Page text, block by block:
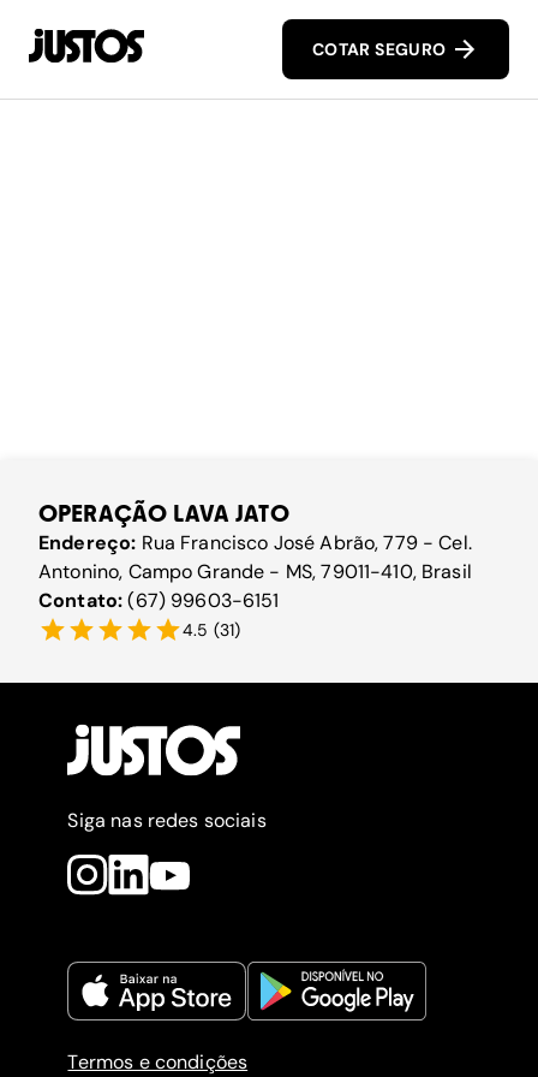
COTAR SEGURO
OPERAÇÃO LAVA JATO
Endereço: Rua Francisco José Abrão, 779 - Cel.
Antonino, Campo Grande - MS, 79011-410, Brasil
Contato:(67) 99603-6151
4.5 (31)
Siga nas redes sociais
Termos e condições